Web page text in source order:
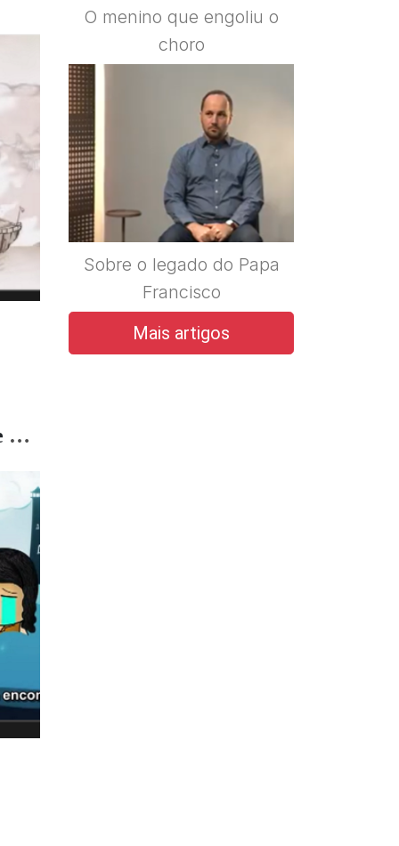
Amizade é amor que nunca morre
O menino que engoliu o
choro
Sobre o legado do Papa
Francisco
Mais artigos